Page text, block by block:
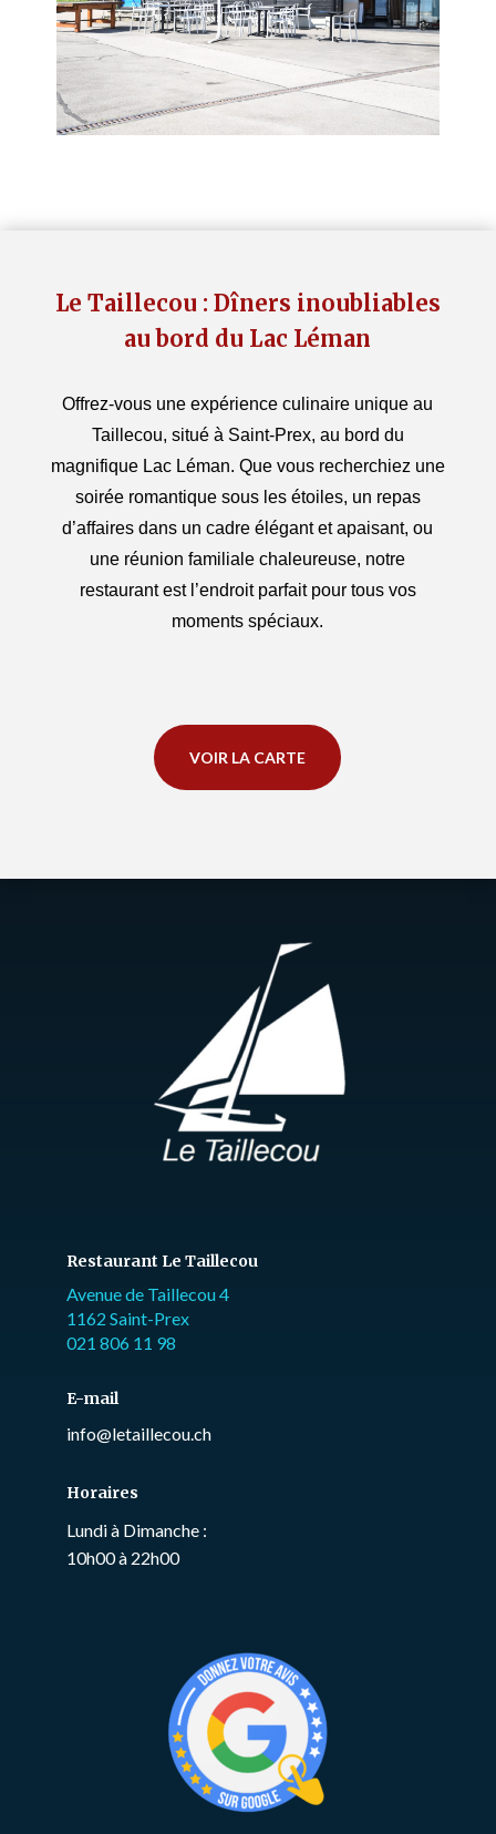
Le Taillecou : Dîners inoubliables
au bord du Lac Léman
Offrez-vous une expérience culinaire unique au
Taillecou, situé à Saint-Prex, au bord du
magnifique Lac Léman. Que vous recherchiez une
soirée romantique sous les étoiles, un repas
d’affaires dans un cadre élégant et apaisant, ou
une réunion familiale chaleureuse, notre
restaurant est l’endroit parfait pour tous vos
moments spéciaux.
VOIR LA CARTE
Restaurant Le Taillecou
Avenue de Taillecou 4
1162 Saint-Prex
021 806 11 98
E-mail
info@letaillecou.ch
Horaires
Lundi à Dimanche :
10h00 à 22h00